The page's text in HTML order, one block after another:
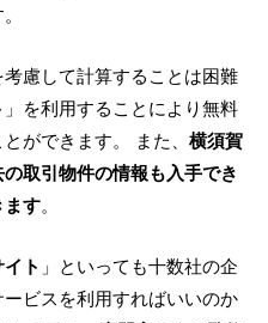
慮して計算することは困難
」を利用することにより無料
ができます。 また、 横須賀
取引物件の情報も入手でき
ます。
ト 」といっても十数社の企
ビスを利用すればいいのか